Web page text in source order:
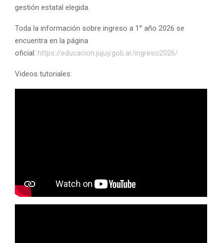
gestión estatal elegida.
Toda la información sobre ingreso a 1° año 2026 se
encuentra en la página
oficial: https://educacion.jujuy.gob.ar/ingreso2026/
Videos tutoriales: